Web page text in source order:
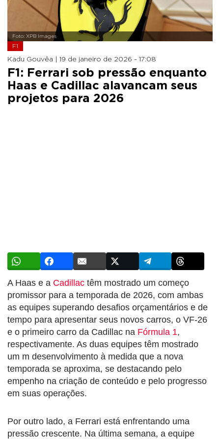
Foto: XPB Images
F1
Kadu Gouvêa | 19 de janeiro de 2026 - 17:08
F1: Ferrari sob pressão enquanto
Haas e Cadillac alavancam seus
projetos para 2026
A Haas e a Cadillac têm mostrado um começo
promissor para a temporada de 2026, com ambas
as equipes superando desafios orçamentários e de
tempo para apresentar seus novos carros, o VF-26
e o primeiro carro da Cadillac na Fórmula 1,
respectivamente. As duas equipes têm mostrado
um m desenvolvimento à medida que a nova
temporada se aproxima, se destacando pelo
empenho na criação de conteúdo e pelo progresso
em suas operações.
Por outro lado, a Ferrari está enfrentando uma
pressão crescente. Na última semana, a equipe